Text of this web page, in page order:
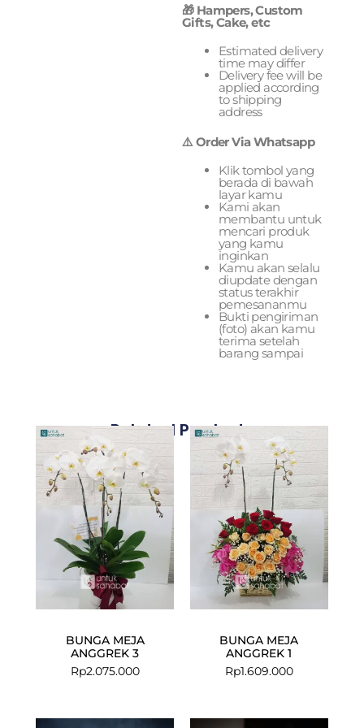
🎁 Hampers, Custom
Gifts, Cake, etc
Estimated delivery
time may differ
Delivery fee will be
applied according
to shipping
address
⚠️ Order Via Whatsapp
Klik tombol yang
berada di bawah
layar kamu
Kami akan
membantu untuk
mencari produk
yang kamu
inginkan
Kamu akan selalu
diupdate dengan
status terakhir
pemesananmu
Bukti pengiriman
(foto) akan kamu
terima setelah
barang sampai
Related Products
BUNGA MEJA
ANGGREK 3
Rp2.075.000
BUNGA MEJA
ANGGREK 1
Rp1.609.000